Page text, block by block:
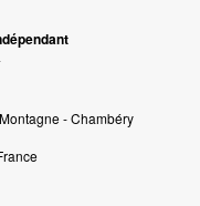
- Chambéry